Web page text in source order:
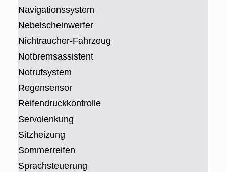
Navigationssystem
Nebelscheinwerfer
Nichtraucher-Fahrzeug
Notbremsassistent
Notrufsystem
Regensensor
Reifendruckkontrolle
Servolenkung
Sitzheizung
Sommerreifen
Sprachsteuerung